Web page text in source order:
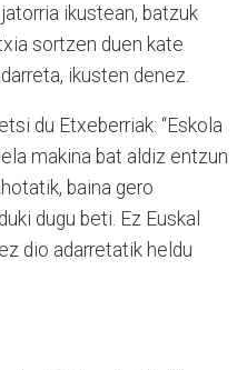
ikustean, batzuk
sortzen duen kate
ikusten denez.
du Etxeberriak: “Eskola
makina bat aldiz entzun
baina gero
dugu beti. Ez Euskal
dio adarretatik heldu